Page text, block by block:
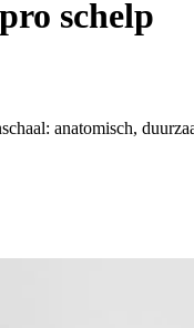
schelp
anatomisch,